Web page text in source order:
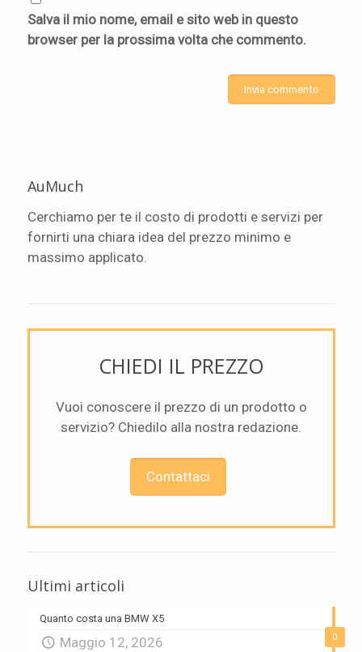
Salva il mio nome, email e sito web in questo
browser per la prossima volta che commento.
AuMuch
Cerchiamo per te il costo di prodotti e servizi per
fornirti una chiara idea del prezzo minimo e
massimo applicato.
CHIEDI IL PREZZO
Vuoi conoscere il prezzo di un prodotto o
servizio? Chiedilo alla nostra redazione.
Contattaci
Ultimi articoli
0
Quanto costa una BMW X5
Maggio 12, 2026